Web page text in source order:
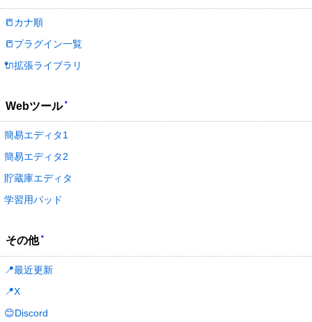
📒カナ順
📒プラグイン一覧
🔌拡張ライブラリ
Webツール *
簡易エディタ1
簡易エディタ2
貯蔵庫エディタ
学習用パッド
その他 *
📍最近更新
📍X
😊Discord